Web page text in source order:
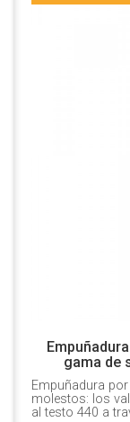
gama de
Empuñadura
molestos: los
al testo 440 a